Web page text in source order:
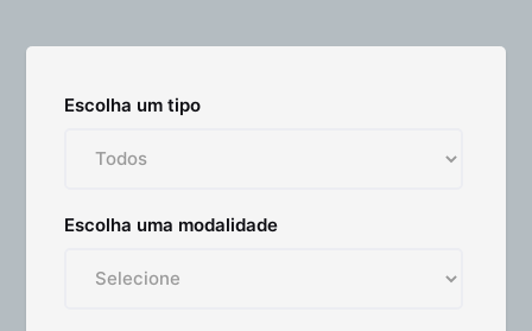
Escolha um tipo
Escolha uma modalidade